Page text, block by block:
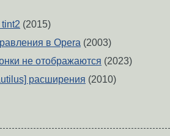
(2015)
в Opera (2003)
не отображаются (2023)
расширения (2010)